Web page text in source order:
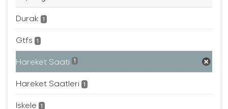
Durak 1
Gtfs 1
Hareket Saati 1
Hareket Saatleri 1
Iskele 1